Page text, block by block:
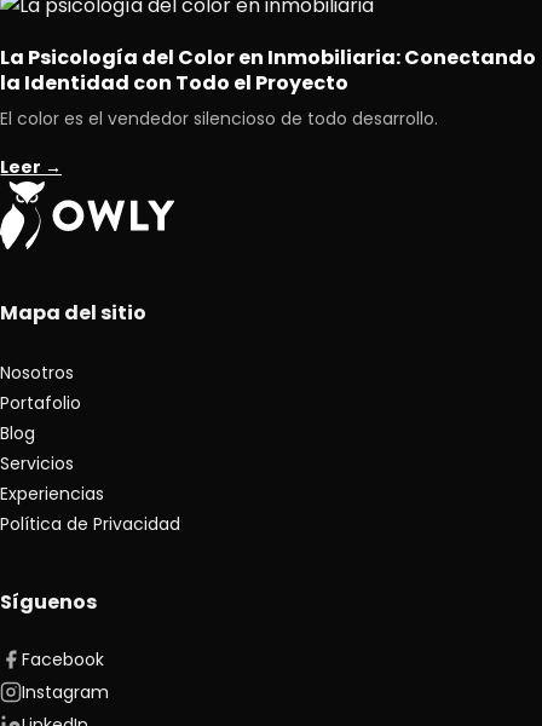
La Psicología del Color en Inmobiliaria: Conectando
la Identidad con Todo el Proyecto
El color es el vendedor silencioso de todo desarrollo.
Leer →
Mapa del sitio
Nosotros
Portafolio
Blog
Servicios
Experiencias
Política de Privacidad
Síguenos
Facebook
Instagram